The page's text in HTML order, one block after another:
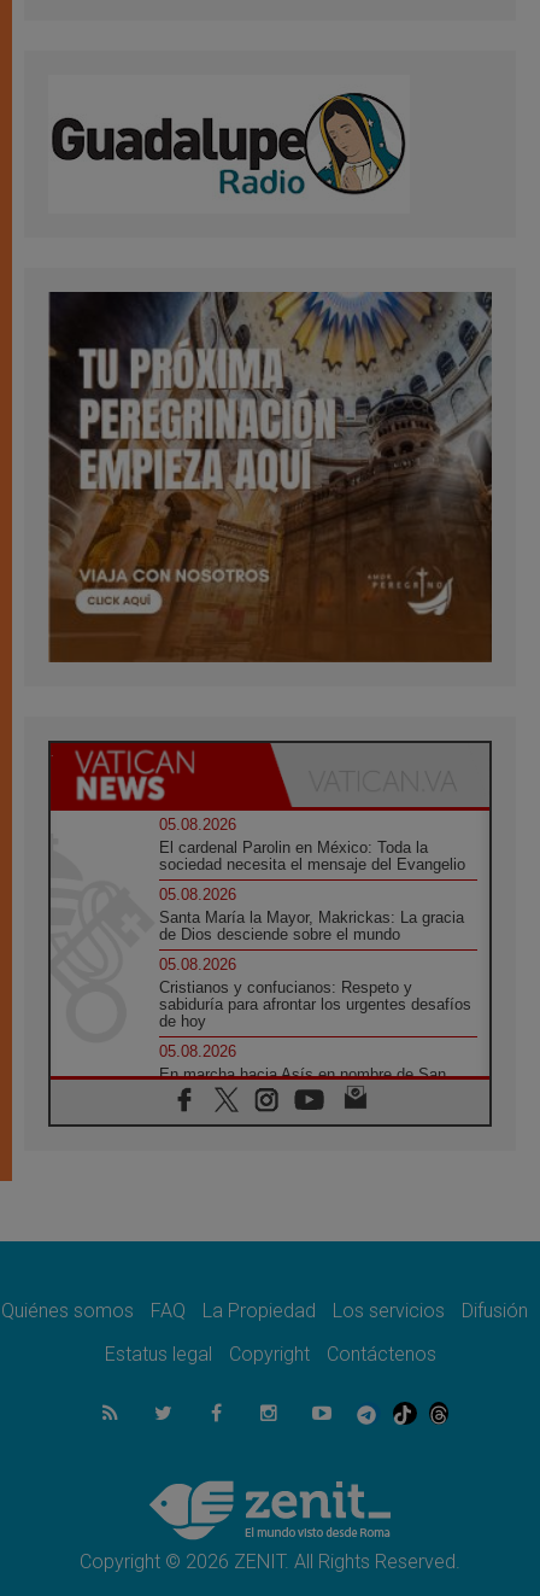
05.08.2026
El cardenal Parolin en México: Toda la
sociedad necesita el mensaje del Evangelio
05.08.2026
Santa María la Mayor, Makrickas: La gracia
de Dios desciende sobre el mundo
05.08.2026
Cristianos y confucianos: Respeto y
sabiduría para afrontar los urgentes desafíos
de hoy
05.08.2026
En marcha hacia Asís en nombre de San
Francisco, a la espera de León
05.08.2026
quienes bendicen la guerra
Ucrania: Ataque masivo en Kyiv durante la
05.08.2026
Colombo: "La visita del Papa a Argentina
05.08.2026
Iglesia en Uruguay: la visita del Papa
fortalecerá la fe y la esperanza
Quiénes somos FAQ La Propiedad Los servicios
Difusión
Estatus legal
Copyright Contáctenos
Copyright © 2026 ZENIT. All Rights Reserved.